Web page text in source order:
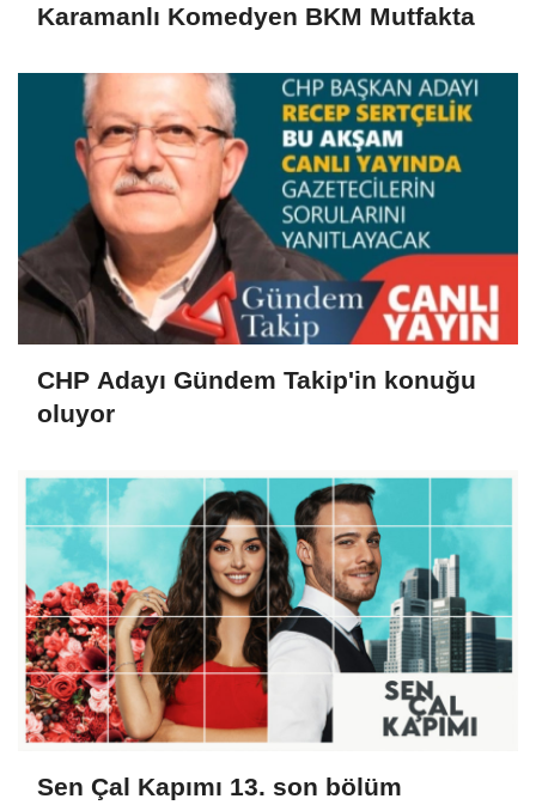
Karamanlı Komedyen BKM Mutfakta
CHP Adayı Gündem Takip'in konuğu
oluyor
Sen Çal Kapımı 13. son bölüm